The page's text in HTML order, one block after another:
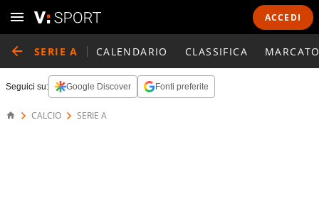
ACCEDI
SERIE A CALENDARIO CLASSIFICA
Seguici su: Google Discover Fonti preferite
CALCIO SERIE A